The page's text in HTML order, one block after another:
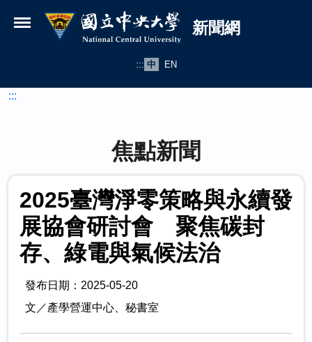
國立中央大學新聞網
新聞網
::: 中 EN
:::
焦點新聞
2025臺灣淨零策略與永續發
展協會研討會 聚焦碳封
存、綠電與氣候法治
發布日期：2025-05-20
文／產學營運中心、秘書室